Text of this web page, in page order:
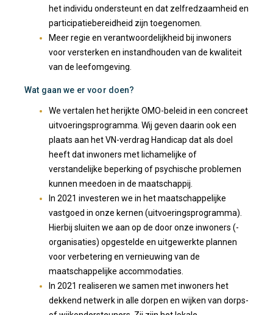
het individu ondersteunt en dat zelfredzaamheid en
participatiebereidheid zijn toegenomen.
Meer regie en verantwoordelijkheid bij inwoners
voor versterken en instandhouden van de kwaliteit
van de leefomgeving.
Wat gaan we er voor doen?
We vertalen het herijkte OMO-beleid in een concreet
uitvoeringsprogramma. Wij geven daarin ook een
plaats aan het VN-verdrag Handicap dat als doel
heeft dat inwoners met lichamelijke of
verstandelijke beperking of psychische problemen
kunnen meedoen in de maatschappij.
In 2021 investeren we in het maatschappelijke
vastgoed in onze kernen (uitvoeringsprogramma).
Hierbij sluiten we aan op de door onze inwoners (-
organisaties) opgestelde en uitgewerkte plannen
voor verbetering en vernieuwing van de
maatschappelijke accommodaties.
In 2021 realiseren we samen met inwoners het
dekkend netwerk in alle dorpen en wijken van dorps-